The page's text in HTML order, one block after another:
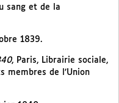
sang et de la
1839.
, Paris, Librairie sociale,
membres de l’Union